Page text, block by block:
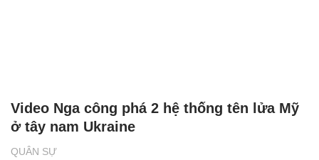
QUÂN SỰ
Video Nga công phá 2 hệ thống tên lửa Mỹ
ở tây nam Ukraine